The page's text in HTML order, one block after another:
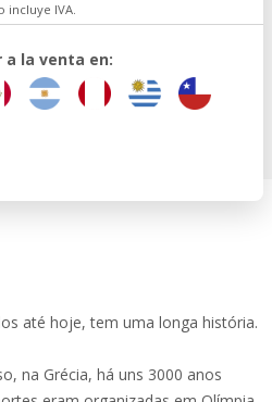
incluye IVA.
a la venta en:
até hoje, tem uma longa história.
na Grécia, há uns 3000 anos